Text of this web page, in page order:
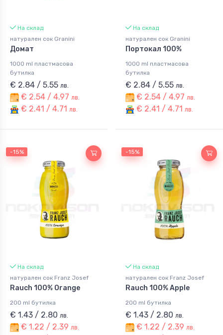
На склад
натурален сок Granini
Домат
1000 ml пластмасова
бутилка
€ 2.84 / 5.55 лв.
€ 2.54 / 4.97 лв.
€ 2.41 / 4.71 лв.
На склад
натурален сок Granini
Портокал 100%
1000 ml пластмасова
бутилка
€ 2.84 / 5.55 лв.
€ 2.54 / 4.97 лв.
€ 2.41 / 4.71 лв.
-15%
На склад
натурален сок Franz Josef
Rauch 100% Orange
200 ml бутилка
€ 1.43 / 2.80 лв.
€ 1.22 / 2.39 лв.
-15%
На склад
натурален сок Franz Josef
Rauch 100% Apple
200 ml бутилка
€ 1.43 / 2.80 лв.
€ 1.22 / 2.39 лв.